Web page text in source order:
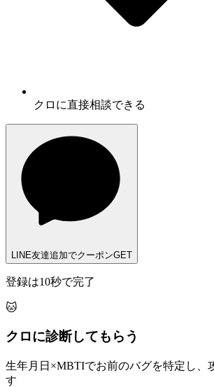
クロに直接相談できる
LINE友達追加でクーポンGET
登録は10秒で完了
🐱
クロに診断してもらう
生年月日×MBTIでお前のバグを特定し、
す